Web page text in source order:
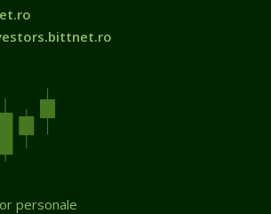
personale